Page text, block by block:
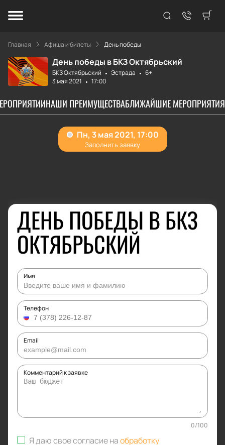
Главная Афиша и билеты День победы
День победы в БКЗ Октябрьский
БКЗ Октябрьский Эстрада
6+
3 мая 2021
17:00
НАШИ ПРЕИМУЩЕСТВАБЛИЖАЙШИЕ МЕРОПРИЯТИЯ
ДЕНЬ ПОБЕДЫ В БКЗ
ОКТЯБРЬСКИЙ
Имя
Телефон
Email
Комментарий к заявке
0/100
Я даю свое согласие наобработку